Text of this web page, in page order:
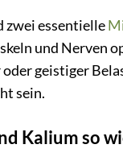
zwei essentielle
und Nerven
geistiger
sein.
Kalium so